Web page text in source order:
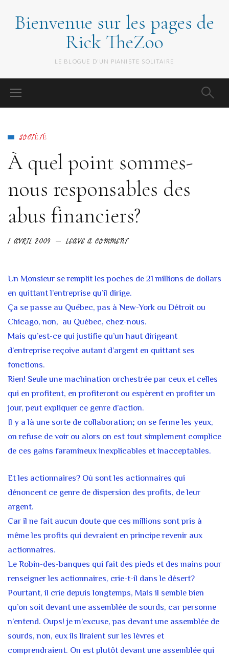
Bienvenue sur les pages de
Rick TheZoo
LE BLOGUE D'UN PIANISTE SOLITAIRE
SOCIÉTÉ
À quel point sommes-
nous responsables des
abus financiers?
1 AVRIL 2009 LEAVE A COMMENT
Un Monsieur se remplit les poches de 21 millions de dollars
en quittant l’entreprise qu’il dirige.
Ça se passe au Québec, pas à New-York ou Détroit ou
Chicago, non, au Québec, chez-nous.
Mais qu’est-ce qui justifie qu’un haut dirigeant
d’entreprise reçoive autant d’argent en quittant ses
fonctions.
Rien! Seule une machination orchestrée par ceux et celles
qui en profitent, en profiteront ou espèrent en profiter un
jour, peut expliquer ce genre d’action.
Il y a là une sorte de collaboration; on se ferme les yeux,
on refuse de voir ou alors on est tout simplement complice
de ces gains faramineux inexplicables et inacceptables.
Et les actionnaires? Où sont les actionnaires qui
dénoncent ce genre de dispersion des profits, de leur
argent.
Car il ne fait aucun doute que ces millions sont pris à
même les profits qui devraient en principe revenir aux
actionnaires.
Le Robin-des-banques qui fait des pieds et des mains pour
renseigner les actionnaires, crie-t-il dans le désert?
Pourtant, il crie depuis longtemps, Mais il semble bien
qu’on soit devant une assemblée de sourds, car personne
n’entend. Oups! je m’excuse, pas devant une assemblée de
sourds, non, eux ils liraient sur les lèvres et
comprendraient. On est plutôt devant une assemblée qui